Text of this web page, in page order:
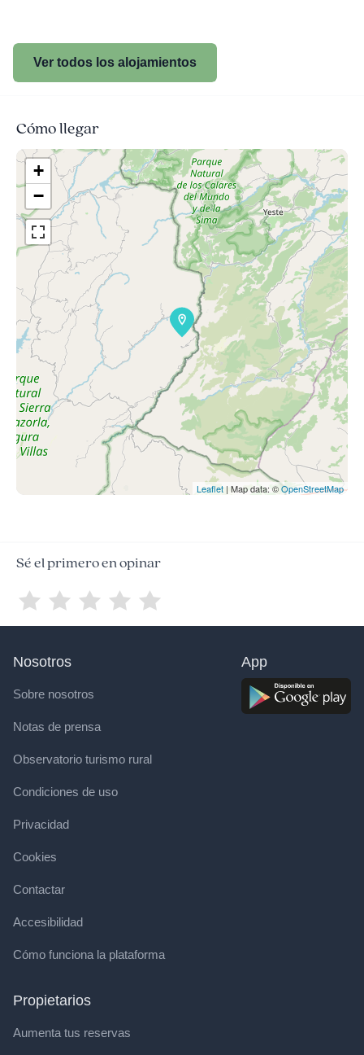
Ver todos los alojamientos
Cómo llegar
+
−
Leaflet | Map data: ©OpenStreetMap
Sé el primero en opinar
Nosotros
Sobre nosotros
Notas de prensa
Observatorio turismo rural
Condiciones de uso
Privacidad
Cookies
Contactar
Accesibilidad
Cómo funciona la plataforma
Propietarios
Aumenta tus reservas
App